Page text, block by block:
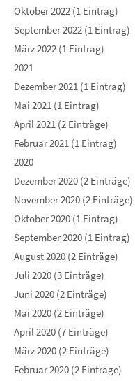
Oktober 2022 (1 Eintrag)
September 2022 (1 Eintrag)
März 2022 (1 Eintrag)
2021
Dezember 2021 (1 Eintrag)
Mai 2021 (1 Eintrag)
April 2021 (2 Einträge)
Februar 2021 (1 Eintrag)
2020
Dezember 2020 (2 Einträge)
November 2020 (2 Einträge)
Oktober 2020 (1 Eintrag)
September 2020 (1 Eintrag)
August 2020 (2 Einträge)
Juli 2020 (3 Einträge)
Juni 2020 (2 Einträge)
Mai 2020 (2 Einträge)
April 2020 (7 Einträge)
März 2020 (2 Einträge)
Februar 2020 (2 Einträge)